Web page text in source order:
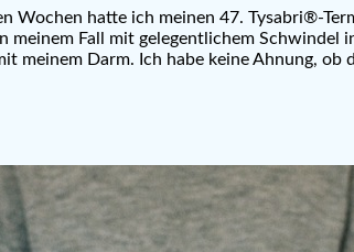
hatte ich meinen 47. Tysabri®-
Fall mit gelegentlichem Schwindel
meinem Darm. Ich habe keine Ahnung,